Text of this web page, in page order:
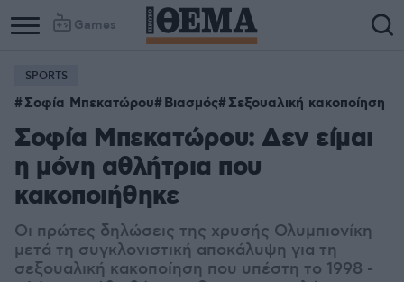
Games
SPORTS
Σοφία Μπεκατώρου Βιασμός Σεξουαλική κακοποίηση
Σοφία Μπεκατώρου: Δεν είμαι
η μόνη αθλήτρια που
κακοποιήθηκε
Οι πρώτες δηλώσεις της χρυσής Ολυμπιονίκη
μετά τη συγκλονιστική αποκάλυψη για τη
σεξουαλική κακοποίηση που υπέστη το 1998 -